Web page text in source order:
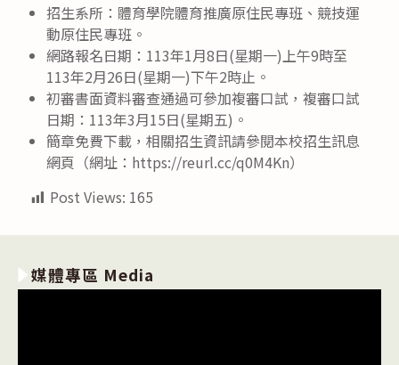
招生系所：體育學院體育推廣原住民專班、競技運
動原住民專班。
網路報名日期：113年1月8日(星期一)上午9時至
113年2月26日(星期一)下午2時止。
初審書面資料審查通過可參加複審口試，複審口試
日期：113年3月15日(星期五)。
簡章免費下載，相關招生資訊請參閱本校招生訊息
網頁（網址：https://reurl.cc/q0M4Kn）
Post Views: 165
媒體專區 Media